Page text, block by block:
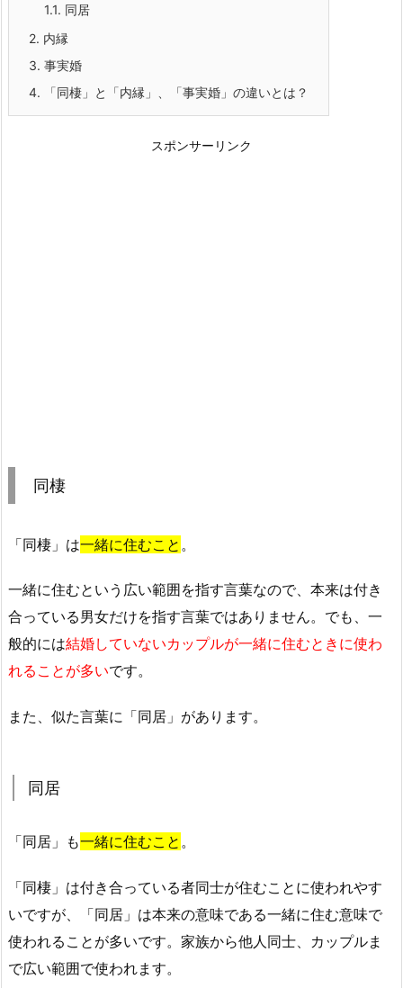
1.1. 同居
2. 内縁
3. 事実婚
4. 「同棲」と「内縁」、「事実婚」の違いとは？
スポンサーリンク
同棲
「同棲」は一緒に住むこと 。
一緒に住むという広い範囲を指す言葉なので、本来は付き
合っている男女だけを指す言葉ではありません。でも、一
般的には結婚していないカップルが一緒に住むときに使わ
れることが多いです。
また、似た言葉に「同居」があります。
同居
「同居」も一緒に住むこと 。
「同棲」は付き合っている者同士が住むことに使われやす
いですが、「同居」は本来の意味である一緒に住む意味で
使われることが多いです。家族から他人同士、カップルま
で広い範囲で使われます。